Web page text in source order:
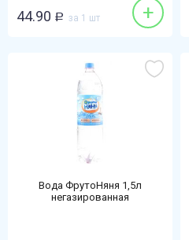
44.90 Р за 1 шт +
Вода ФрутоНяня 1,5л
негазированная